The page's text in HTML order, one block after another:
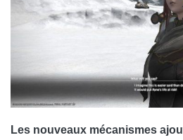
Les nouveaux mécanismes